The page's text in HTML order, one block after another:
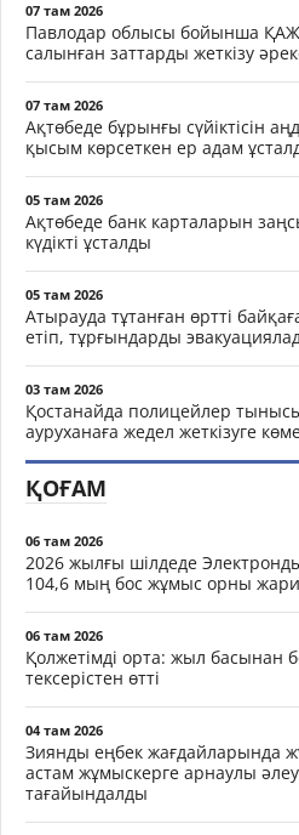
07 там 2026
Павлодар облысы бойынша
салынған заттарды жеткізу
07 там 2026
Ақтөбеде бұрынғы сүйіктісін
қысым көрсеткен ер адам
05 там 2026
Ақтөбеде банк карталарын
күдікті ұсталды
05 там 2026
Атырауда тұтанған өртті
етіп, тұрғындарды
03 там 2026
Қостанайда полицейлер
ауруханаға жедел жеткізуге
ҚОҒАМ
06 там 2026
2026 жылғы шілдеде
104,6 мың бос жұмыс орны
06 там 2026
Қолжетімді орта: жыл басынан
тексерістен өтті
04 там 2026
Зиянды еңбек жағдайларында
астам жұмыскерге арнаулы
тағайындалды